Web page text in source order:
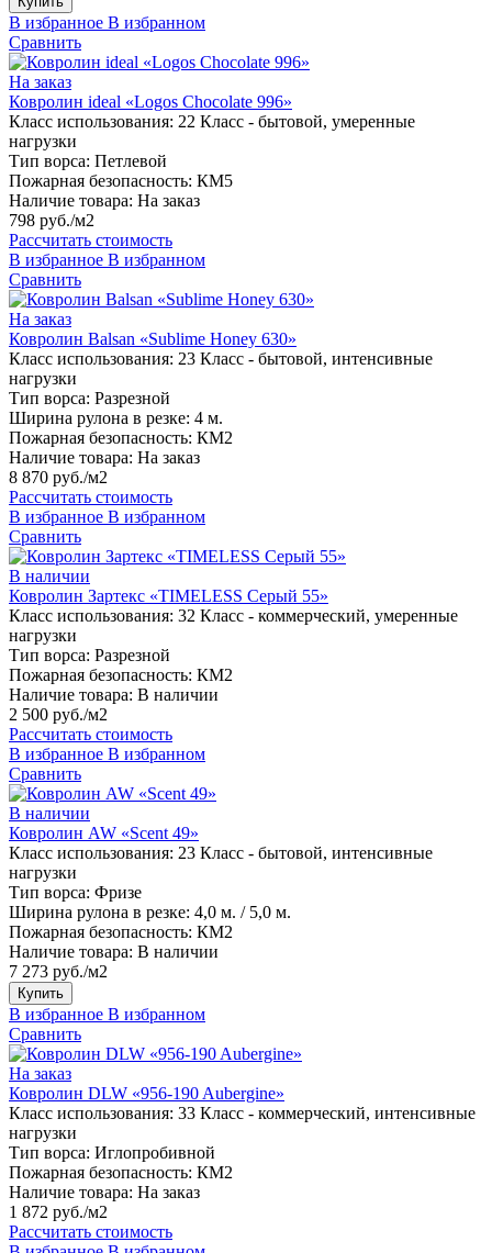
В избранное В избранном
Сравнить
На заказ
Ковролин ideal «Logos Chocolate 996»
Класс использования: 22 Класс - бытовой, умеренные
нагрузки
Тип ворса: Петлевой
Пожарная безопасность: КМ5
Наличие товара: На заказ
798 руб./м2
Рассчитать стоимость
В избранное В избранном
Сравнить
На заказ
Ковролин Balsan «Sublime Honey 630»
Класс использования: 23 Класс - бытовой, интенсивные
нагрузки
Тип ворса: Разрезной
Ширина рулона в резке: 4 м.
Пожарная безопасность: КМ2
Наличие товара: На заказ
8 870 руб./м2
Рассчитать стоимость
В избранное В избранном
Сравнить
В наличии
Ковролин Зартекс «TIMELESS Серый 55»
Класс использования: 32 Класс - коммерческий, умеренные
нагрузки
Тип ворса: Разрезной
Пожарная безопасность: КМ2
Наличие товара: В наличии
2 500 руб./м2
Рассчитать стоимость
В избранное В избранном
Сравнить
В наличии
Ковролин AW «Scent 49»
Класс использования: 23 Класс - бытовой, интенсивные
нагрузки
Тип ворса: Фризе
Ширина рулона в резке: 4,0 м. / 5,0 м.
Пожарная безопасность: КМ2
Наличие товара: В наличии
7 273 руб./м2
Купить
В избранное В избранном
Сравнить
На заказ
Ковролин DLW «956-190 Aubergine»
Класс использования: 33 Класс - коммерческий, интенсивные
нагрузки
Тип ворса: Иглопробивной
Пожарная безопасность: КМ2
Наличие товара: На заказ
1 872 руб./м2
Рассчитать стоимость